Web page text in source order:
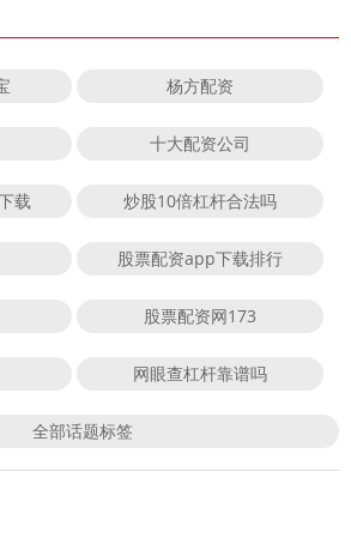
杨方配资
十大配资公司
载 炒股10倍杠杆合法吗
股票配资app下载排行
股票配资网173
网眼查杠杆靠谱吗
全部话题标签